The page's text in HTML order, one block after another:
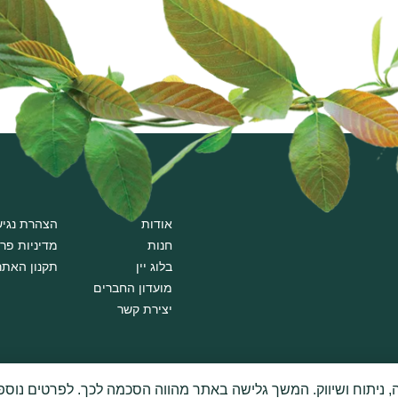
אודות
חנות
בלוג יין
מועדון החברים
יצירת קשר
הצהרת
מדיניות
תקנון
אזהרה: צריכה מופרזת של אלכוהול מסכנת ומזיקה לבריאות.